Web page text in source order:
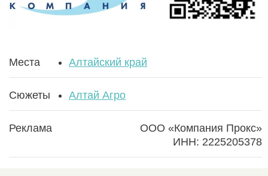
Места Алтайский край
Сюжеты Алтай Агро
Реклама
ООО «Компания Прокс»
ИНН: 2225205378